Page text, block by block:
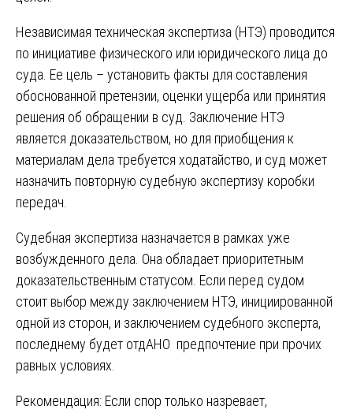
Независимая техническая экспертиза (НТЭ) проводится
по инициативе физического или юридического лица до
суда. Ее цель – установить факты для составления
обоснованной претензии, оценки ущерба или принятия
решения об обращении в суд. Заключение НТЭ
является доказательством, но для приобщения к
материалам дела требуется ходатайство, и суд может
назначить повторную судебную экспертизу коробки
передач.
Судебная экспертиза назначается в рамках уже
возбужденного дела. Она обладает приоритетным
доказательственным статусом. Если перед судом
стоит выбор между заключением НТЭ, инициированной
одной из сторон, и заключением судебного эксперта,
последнему будет отдАНО предпочтение при прочих
равных условиях.
Рекомендация: Если спор только назревает,